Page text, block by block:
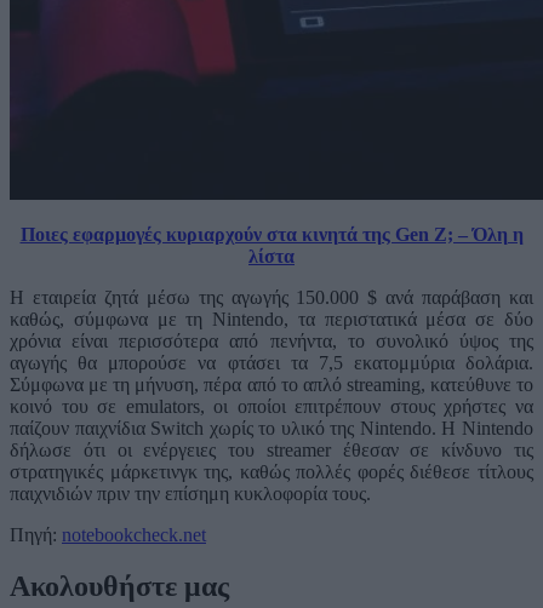
Ποιες εφαρμογές κυριαρχούν στα κινητά της Gen Z; – Όλη η
λίστα
Η εταιρεία ζητά μέσω της αγωγής 150.000 $ ανά παράβαση και
καθώς, σύμφωνα με τη Nintendo, τα περιστατικά μέσα σε δύο
χρόνια είναι περισσότερα από πενήντα, το συνολικό ύψος της
αγωγής θα μπορούσε να φτάσει τα 7,5 εκατομμύρια δολάρια.
Σύμφωνα με τη μήνυση, πέρα από το απλό streaming, κατεύθυνε το
κοινό του σε emulators, οι οποίοι επιτρέπουν στους χρήστες να
παίζουν παιχνίδια Switch χωρίς το υλικό της Nintendo. Η Nintendo
δήλωσε ότι οι ενέργειες του streamer έθεσαν σε κίνδυνο τις
στρατηγικές μάρκετινγκ της, καθώς πολλές φορές διέθεσε τίτλους
παιχνιδιών πριν την επίσημη κυκλοφορία τους.
Πηγή: notebookcheck.net
Ακολουθήστε μας